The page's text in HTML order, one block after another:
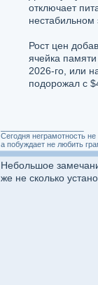
отключает
Рост цен
ячейка
2026-го, или
подорожал с
Сегодня неграмотность
а побуждает не любить
Небольшое
же не сколько